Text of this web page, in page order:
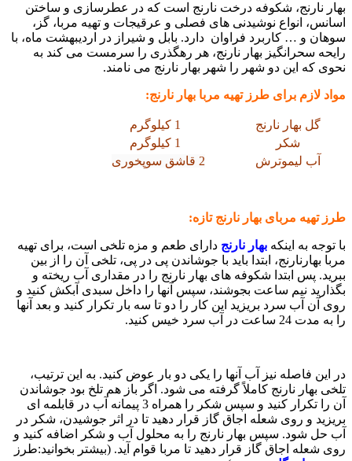
بهار نارنج، شکوفه درخت نارنج است که در عطرسازی و ساختن
اسانس، انواع نوشیدنی های فصلی و عرقیجات و تهیه مربا، گز،
سوهان و … کاربرد فراوان دارد. بابل و شیراز در اردیبهشت‏ ماه، با
رایحه سحرانگیز بهار نارنج، هر رهگذری را سرمست می کند به
نحوی که این دو شهر را شهر بهار نارنج می نامند.
مواد لازم برای طرز تهیه مربا بهار نارنج:
گل بهار نارنج
شکر
آب ‌لیموترش
2 قاشق سوپخوری
طرز تهیه مربای بهار نارنج تازه:
با توجه به اینکه بهار نارنج دارای طعم و مزه تلخی است، برای تهیه
مربا بهارنارنج، ابتدا باید با جوشاندن پی در‌ پی، تلخی آن را از بین
ببرید. پس ابتدا شکوفه های بهار نارنج را در مقداری آب ریخته و
بگذارید نیم ساعت بجوشند، سپس آنها را داخل سبدی آبکش کنید و
روی آن آب سرد بریزید این کار را دو تا سه بار تکرار کنید و بعد آنها
را به ‌مدت 24 ساعت در آب سرد خیس کنید.
در این فاصله نیز آب آنها را یکی دو بار عوض کنید. به این ترتیب،
تلخی بهار نارنج کاملاً گرفته می ‌شود. اگر باز هم تلخ بود جوشاندن
آن را تکرار کنید و سپس شکر را همراه 3 پیمانه آب در قابلمه ای
بریزید و روی شعله اجاق گاز قرار دهید تا در اثر جوشیدن، شکر در
آب حل شود. سپس بهار نارنج را به محلول آب و شکر اضافه کنید و
روی شعله اجاق گاز قرار دهید تا مربا قوام آید. (بیشتر بخوانید:طرز